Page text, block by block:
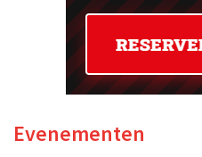
Evenementen